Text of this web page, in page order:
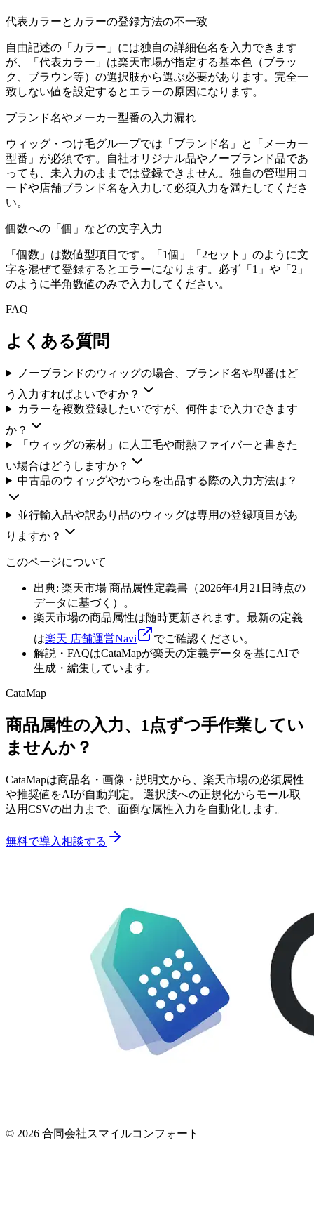
代表カラーとカラーの登録方法の不一致
自由記述の「カラー」には独自の詳細色名を入力できます
が、「代表カラー」は楽天市場が指定する基本色（ブラッ
ク、ブラウン等）の選択肢から選ぶ必要があります。完全一
致しない値を設定するとエラーの原因になります。
ブランド名やメーカー型番の入力漏れ
ウィッグ・つけ毛グループでは「ブランド名」と「メーカー
型番」が必須です。自社オリジナル品やノーブランド品であ
っても、未入力のままでは登録できません。独自の管理用コ
ードや店舗ブランド名を入力して必須入力を満たしてくださ
い。
個数への「個」などの文字入力
「個数」は数値型項目です。「1個」「2セット」のように文
字を混ぜて登録するとエラーになります。必ず「1」や「2」
のように半角数値のみで入力してください。
FAQ
よくある質問
ノーブランドのウィッグの場合、ブランド名や型番はど
う入力すればよいですか？
カラーを複数登録したいですが、何件まで入力できます
か？
「ウィッグの素材」に人工毛や耐熱ファイバーと書きた
い場合はどうしますか？
中古品のウィッグやかつらを出品する際の入力方法は？
並行輸入品や訳あり品のウィッグは専用の登録項目があ
りますか？
このページについて
出典: 楽天市場 商品属性定義書（2026年4月21日 時点の
データに基づく）。
楽天市場の商品属性は随時更新されます。最新の定義
は楽天 店舗運営Navi
でご確認ください。
解説・FAQはCataMapが楽天の定義データを基にAIで
生成・編集しています。
CataMap
商品属性の入力、1点ずつ手作業してい
ませんか？
CataMapは商品名・画像・説明文から、楽天市場の必須属性
や推奨値をAIが自動判定。 選択肢への正規化からモール取
込用CSVの出力まで、面倒な属性入力を自動化します。
無料で導入相談する
© 2026 合同会社スマイルコンフォート